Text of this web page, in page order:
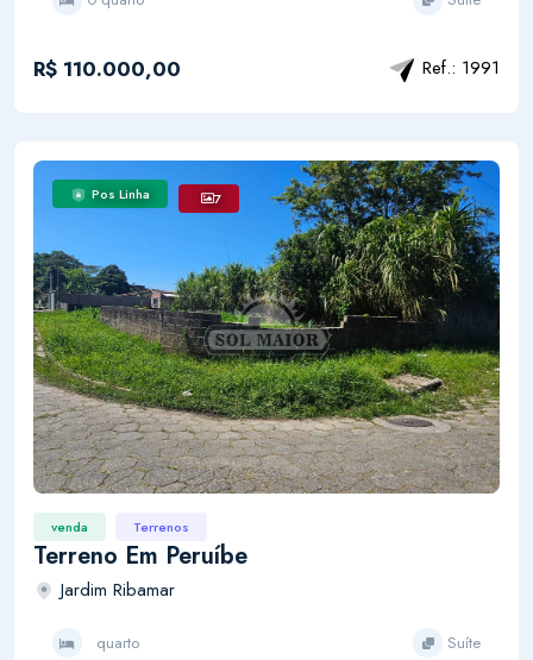
R$ 110.000,00 Ref.: 1991
Pos Linha 7
venda Terrenos
Terreno Em Peruíbe
Jardim Ribamar
quarto Suíte